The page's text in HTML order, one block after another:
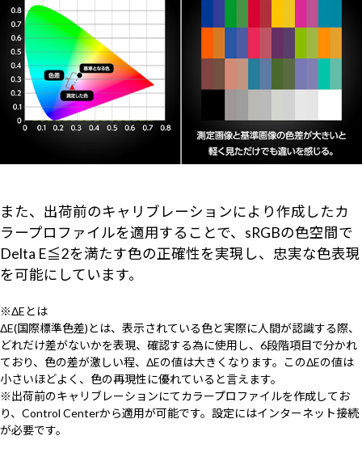
また、出荷前のキャリブレーションにより作成したカ
ラープロファイルを適用することで、sRGBの色空間で
Delta E≦2を満たす色の正確性を実現し、忠実な色表現
を可能にしています。
※ΔEとは
ΔE(国際標準色差)とは、表示されている色と実際に人間が認識する際、
どれだけ差がないかを表現、確認する為に使用し、6段階項目で分かれ
ており、色の差が激しい程、ΔEの値は大きくなります。このΔEの値は
小さいほどよく、色の再現性に優れていると言えます。
※出荷前のキャリブレーションにてカラープロファイルを作成してお
り、Control Centerから適用が可能です。設定にはインターネット接続
が必要です。